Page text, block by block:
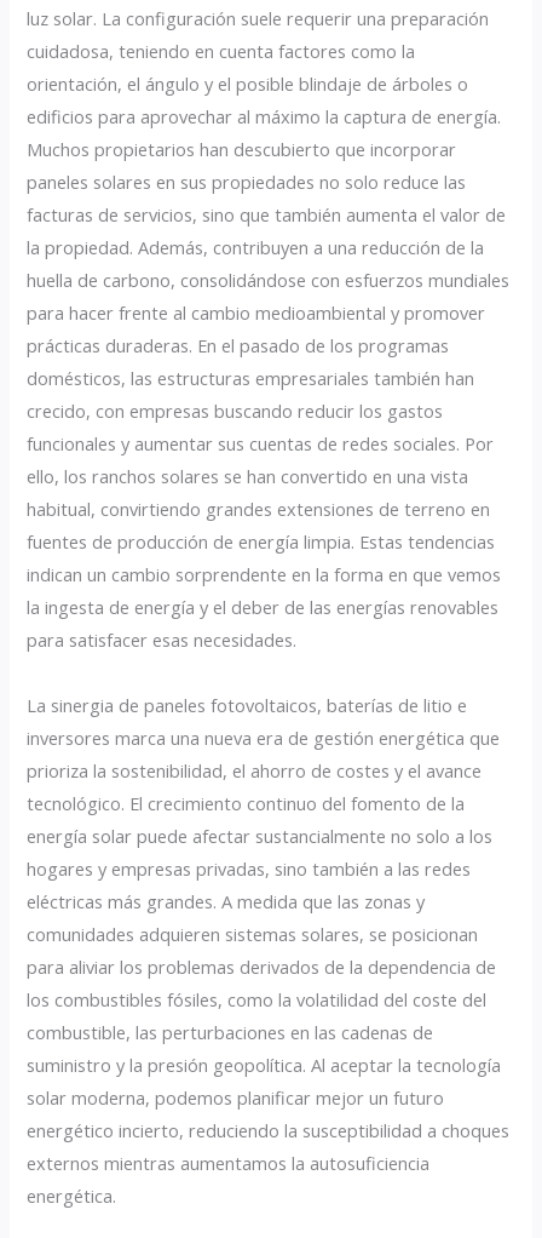
luz solar. La configuración suele requerir una preparación
cuidadosa, teniendo en cuenta factores como la
orientación, el ángulo y el posible blindaje de árboles o
edificios para aprovechar al máximo la captura de energía.
Muchos propietarios han descubierto que incorporar
paneles solares en sus propiedades no solo reduce las
facturas de servicios, sino que también aumenta el valor de
la propiedad. Además, contribuyen a una reducción de la
huella de carbono, consolidándose con esfuerzos mundiales
para hacer frente al cambio medioambiental y promover
prácticas duraderas. En el pasado de los programas
domésticos, las estructuras empresariales también han
crecido, con empresas buscando reducir los gastos
funcionales y aumentar sus cuentas de redes sociales. Por
ello, los ranchos solares se han convertido en una vista
habitual, convirtiendo grandes extensiones de terreno en
fuentes de producción de energía limpia. Estas tendencias
indican un cambio sorprendente en la forma en que vemos
la ingesta de energía y el deber de las energías renovables
para satisfacer esas necesidades.
La sinergia de paneles fotovoltaicos, baterías de litio e
inversores marca una nueva era de gestión energética que
prioriza la sostenibilidad, el ahorro de costes y el avance
tecnológico. El crecimiento continuo del fomento de la
energía solar puede afectar sustancialmente no solo a los
hogares y empresas privadas, sino también a las redes
eléctricas más grandes. A medida que las zonas y
comunidades adquieren sistemas solares, se posicionan
para aliviar los problemas derivados de la dependencia de
los combustibles fósiles, como la volatilidad del coste del
combustible, las perturbaciones en las cadenas de
suministro y la presión geopolítica. Al aceptar la tecnología
solar moderna, podemos planificar mejor un futuro
energético incierto, reduciendo la susceptibilidad a choques
externos mientras aumentamos la autosuficiencia
energética.